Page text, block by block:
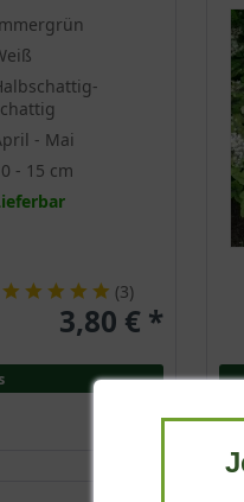
- Mai
- 15 cm
(3)
3,80 € *